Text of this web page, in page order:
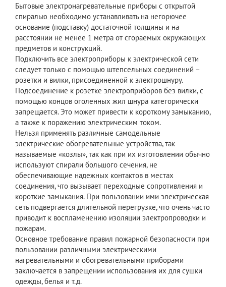
Бытовые электронагревательные приборы с открытой
спиралью необходимо устанавливать на негорючее
основание (подставку) достаточной толщины и на
расстоянии не менее 1 метра от сгораемых окружающих
предметов и конструкций.
Подключить все электроприборы к электрической сети
следует только с помощью штепсельных соединений –
розетки и вилки, присоединенной к электрошнуру.
Подсоединение к розетке электроприборов без вилки, с
помощью концов оголенных жил шнура категорически
запрещается. Это может привести к короткому замыканию,
а также к поражению электрическим током.
Нельзя применять различные самодельные
электрические обогревательные устройства, так
называемые «козлы», так как при их изготовлении обычно
используют спирали большого сечения, не
обеспечивающие надежных контактов в местах
соединения, что вызывает переходные сопротивления и
короткие замыкания. При пользовании ими электрическая
сеть подвергается длительной перегрузке, что очень часто
приводит к воспламенению изоляции электропроводки и
пожарам.
Основное требование правил пожарной безопасности при
пользовании различными электрическими
нагревательными и обогревательными приборами
заключается в запрещении использования их для сушки
одежды, белья и т.д.